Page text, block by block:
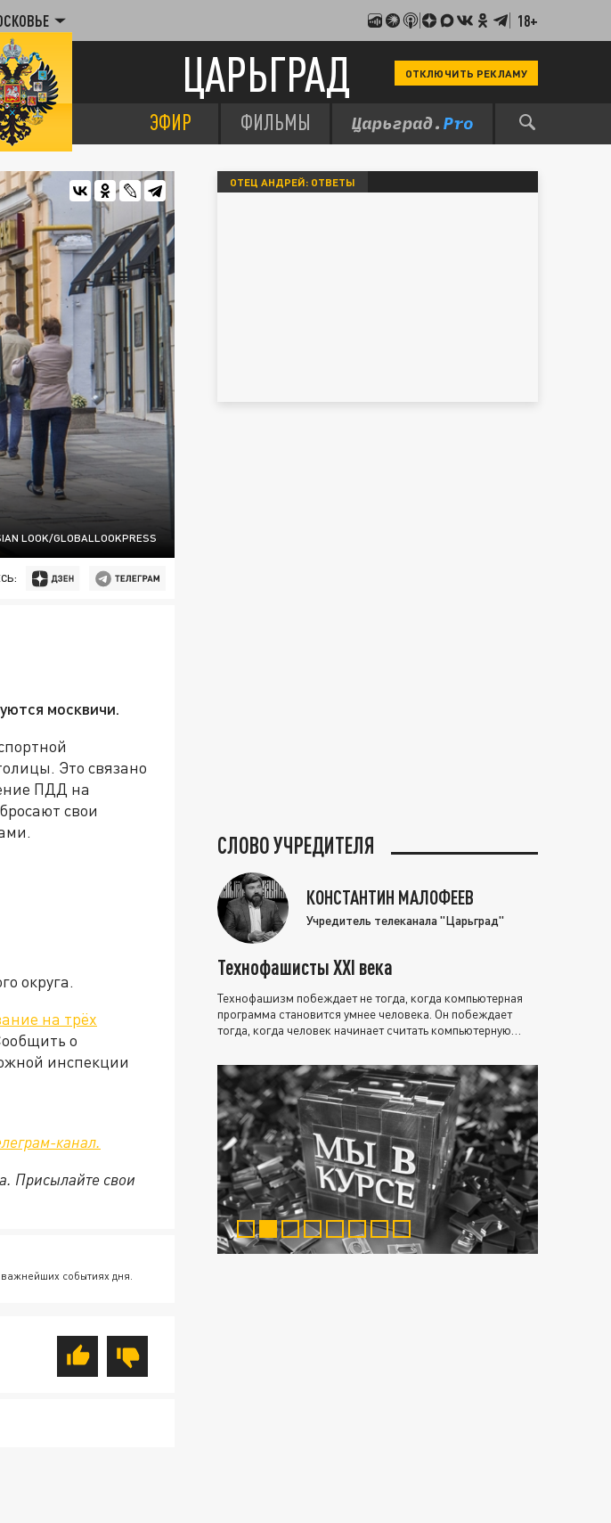
18+
ЦАРЬГРАД ОТКЛЮЧИТЬ РЕКЛАМУ
ЭФИР ФИЛЬМЫ
LOOK/GLOBALLOOKPRESS
москвичи.
Это связано
ПДД на
свои
округа.
на трёх
о
инспекции
канал.
Присылайте свои
событиях дня.
ОТЕЦ АНДРЕЙ: ОТВЕТЫ
СЛОВО УЧРЕДИТЕЛЯ
КОНСТАНТИН МАЛОФЕЕВ
Учредитель телеканала "Царьград"
Технофашисты XXI века
Технофашизм побеждает не тогда, когда компьютерная
программа становится умнее человека. Он побеждает
тогда, когда человек начинает считать компьютерную